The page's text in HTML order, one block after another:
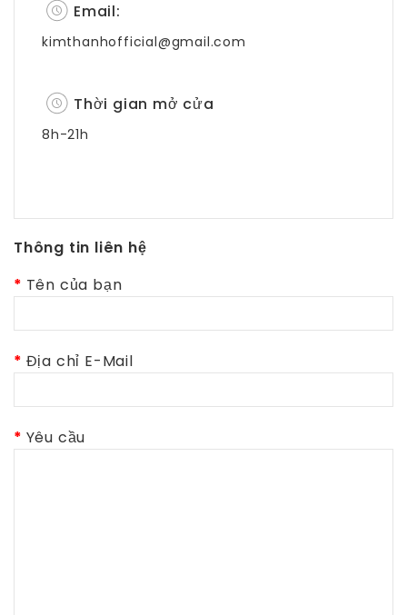
Email:
kimthanhofficial@gmail.com
Thời gian mở cửa
8h-21h
Thông tin liên hệ
Tên của bạn
Địa chỉ E-Mail
Yêu cầu